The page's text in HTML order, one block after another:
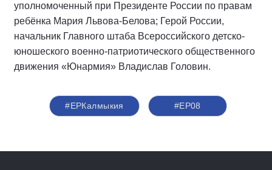
уполномоченный при Президенте России по правам
ребёнка Мария Львова-Белова; Герой России,
начальник Главного штаба Всероссийского детско-
юношеского военно-патриотического общественного
движения «Юнармия» Владислав Головин.
#ЕРКалмыкия #ЕР08